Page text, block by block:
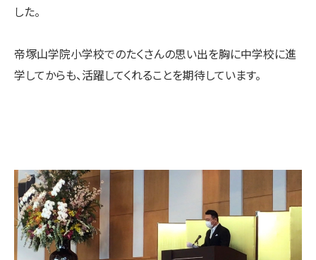
した。
帝塚山学院小学校でのたくさんの思い出を胸に中学校に進
学してからも、活躍してくれることを期待しています。